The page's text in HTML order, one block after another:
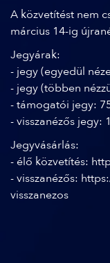
A közvetítést nem
március 14-ig
Jegyárak:
- jegy (egyedül
- jegy (többen
- támogatói jegy:
- visszanézős jegy:
Jegyvásárlás:
- élő közvetítés:
- visszanézős:
visszanezos